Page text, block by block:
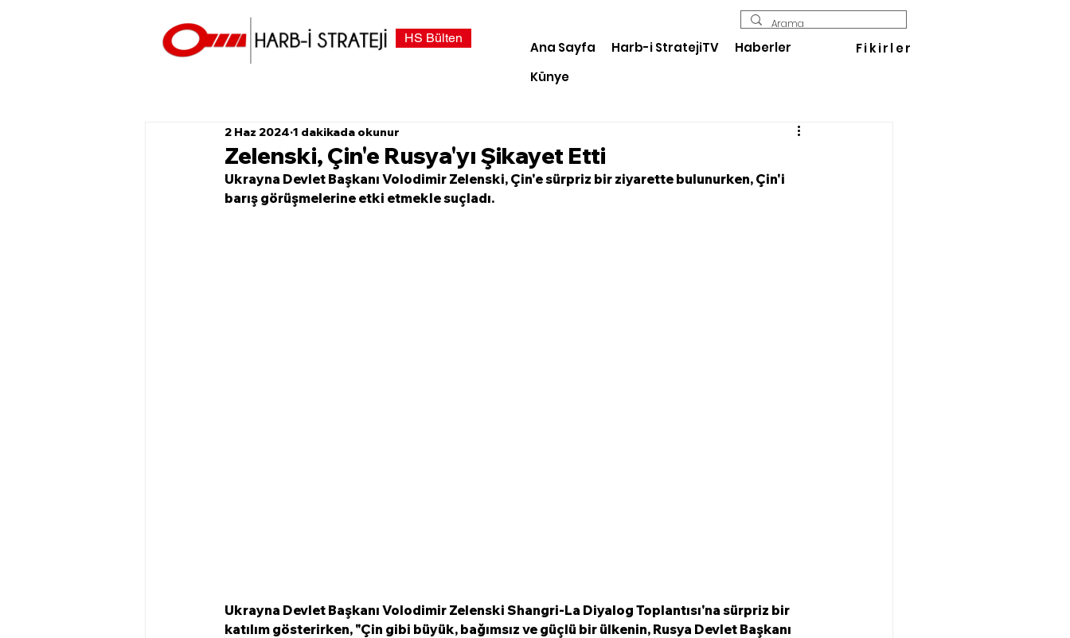
HS Bülten
Ana Sayfa Harb-i StratejiTV
Haberler
Künye
Fikirler
Zelenski, Çin'e Rusya'yı Şikayet Etti
2 Haz 2024 1 dakikada okunur
Ukrayna Devlet Başkanı Volodimir Zelenski, Çin'e sürpriz bir ziyarette bulunurken, Çin'i
barış görüşmelerine etki etmekle suçladı.
Ukrayna Devlet Başkanı Volodimir Zelenski Shangri-La Diyalog Toplantısı'na sürpriz bir
katılım gösterirken, "Çin gibi büyük, bağımsız ve güçlü bir ülkenin, Rusya Devlet Başkanı